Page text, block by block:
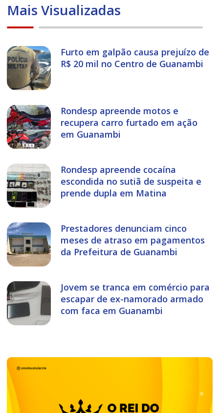
Mais Visualizadas
Furto em galpão causa prejuízo de
R$ 20 mil no Centro de Guanambi
Rondesp apreende motos e
recupera carro furtado em ação
em Guanambi
Rondesp apreende cocaína
escondida no sutiã de suspeita e
prende dupla em Matina
Prestadores denunciam cinco
meses de atraso em pagamentos
da Prefeitura de Guanambi
Jovem se tranca em comércio para
escapar de ex-namorado armado
com faca em Guanambi